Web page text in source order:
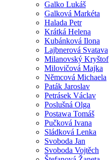
Galko Lukáš
Galková Markéta
Halada Petr
Krátká Helena
Kubánková Ilona
Lajbnerová Svatava
Milanovský Kryštof
Milovičová Majka
Němcová Michaela
Paták Jaroslav
Petrásek Václav
Poslušná Olga
Postawa Tomáš
Pučková Ivana
Sládková Lenka
Svoboda Jan
Svoboda Vojtěch